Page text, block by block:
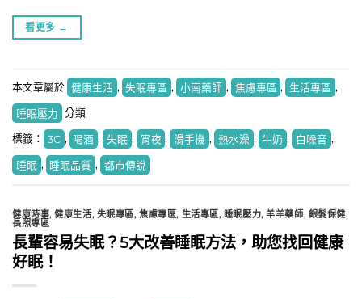
看更多 →
本文章屬於 健康生活 , 失眠專區 , 小南藥師 , 焦慮專區 , 生活專區 ,
睡眠壓力 分類
標籤： 3C , 喝酒 , 失眠 , 宵夜 , 滑手機 , 熱水澡 , 牛奶 , 白噪音 ,
睡眠 , 睡眠品質 , 都市傳說
健康時事,健康生活, 失眠專區,焦慮專區, 生活專區, 睡眠壓力,羊羊藥師, 銀髮保健,
長照專區
長輩容易失眠？5大改善睡眠方法，助您找回健康
好眠！